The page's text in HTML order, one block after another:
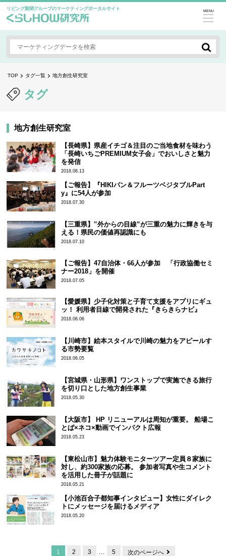
リビング新聞グループのマーケティングポータルサイト MENU
TOP タグ一覧 地方創生研究室
タグ
地方創生研究室
【長崎県】県産イチゴ＆注目のご当地食材を味わう
「長崎いちごPREMIUM女子会」でおいしさと魅力
を発信
2018.08.13
【ご報告】『HIKIパン＆フルーツベジタブルPart
y』に54人が参加
2018.07.30
【三重県】‟外からの目線”が三重の魅力に輝きを与
える！県民の価値再認識にも
2018.07.10
【ご報告】47自治体・66人が参加 「行政協働セミ
ナー2018」を開催
2018.07.05
【愛媛県】少子化対策と子育て支援をアプリにギュ
ッ！ 利用者目線で開発された『きらきらナビ』
2018.06.06
【川崎市】絵本スタイルで川崎の魅力をアピールす
る市勢要覧
2018.06.05
【宮城県・山形県】ワンストップで実施できる旅行
を切り口とした地方創生事業
2018.05.30
【大阪市】 HP リニューアルは周知が重要。 船場こ
とば×ネコ×動画でインパクト広報
2018.05.23
【東松山市】魅力体験モニターツアー定員８家族に
対し、約300家族の応募。 参加者写真や生コメント
を活用した冊子が話題に
2018.05.21
【小池百合子都知事インタビュー】女性にダイレク
トにメッセージを届けるメディア
2018.05.20
1 2 3 5 次のページへ